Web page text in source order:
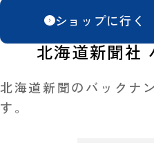
ショップに行く
北海道新聞社
北海道新聞のバックナ
す。